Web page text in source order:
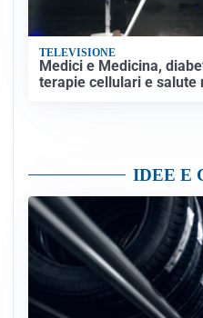
TELEVISIONE
Medici e Medicina,
terapie cellulari e salute
IDEE E